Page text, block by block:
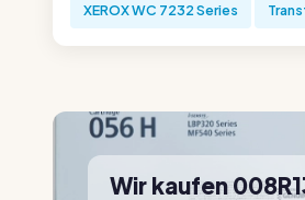
XEROX WC 7232 Series
Wir kaufen